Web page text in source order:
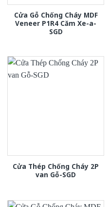
Cửa Gỗ Chống Cháy MDF
Veneer P1R4 Căm Xe-a-
SGD
Cửa Thép Chống Cháy 2P
van Gỗ-SGD